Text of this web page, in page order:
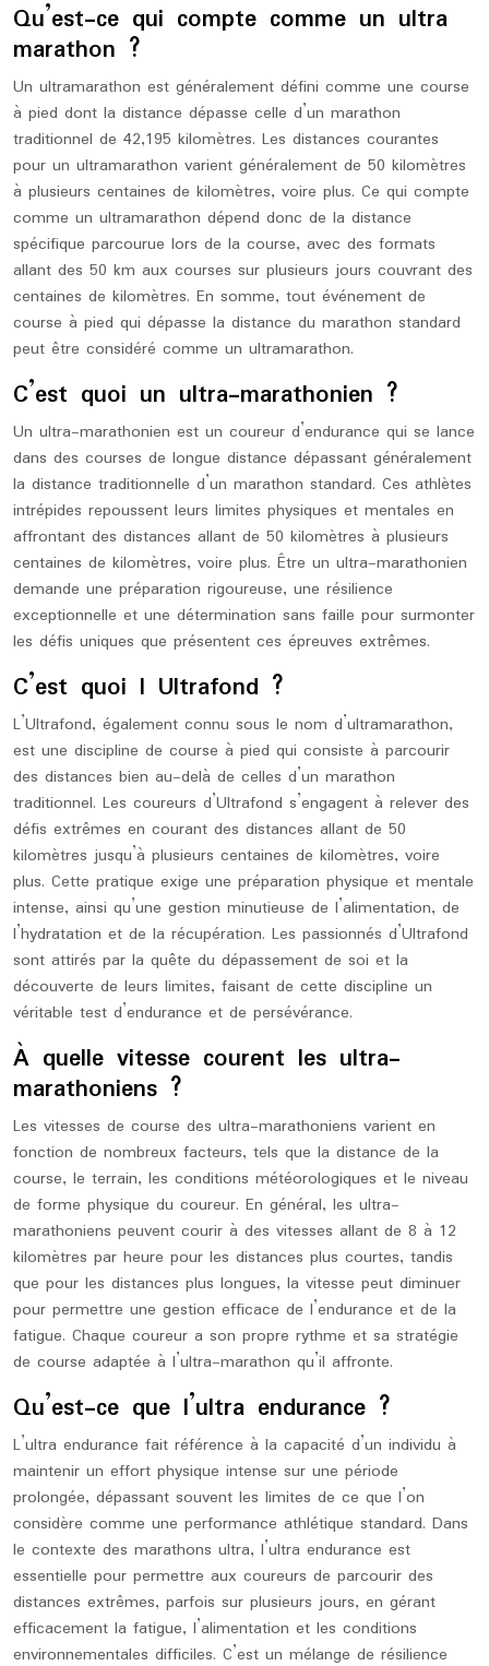
Qu’est-ce qui compte comme un ultra
marathon ?
Un ultramarathon est généralement défini comme une course
à pied dont la distance dépasse celle d’un marathon
traditionnel de 42,195 kilomètres. Les distances courantes
pour un ultramarathon varient généralement de 50 kilomètres
à plusieurs centaines de kilomètres, voire plus. Ce qui compte
comme un ultramarathon dépend donc de la distance
spécifique parcourue lors de la course, avec des formats
allant des 50 km aux courses sur plusieurs jours couvrant des
centaines de kilomètres. En somme, tout événement de
course à pied qui dépasse la distance du marathon standard
peut être considéré comme un ultramarathon.
C’est quoi un ultra-marathonien ?
Un ultra-marathonien est un coureur d’endurance qui se lance
dans des courses de longue distance dépassant généralement
la distance traditionnelle d’un marathon standard. Ces athlètes
intrépides repoussent leurs limites physiques et mentales en
affrontant des distances allant de 50 kilomètres à plusieurs
centaines de kilomètres, voire plus. Être un ultra-marathonien
demande une préparation rigoureuse, une résilience
exceptionnelle et une détermination sans faille pour surmonter
les défis uniques que présentent ces épreuves extrêmes.
C’est quoi l Ultrafond ?
L’Ultrafond, également connu sous le nom d’ultramarathon,
est une discipline de course à pied qui consiste à parcourir
des distances bien au-delà de celles d’un marathon
traditionnel. Les coureurs d’Ultrafond s’engagent à relever des
défis extrêmes en courant des distances allant de 50
kilomètres jusqu’à plusieurs centaines de kilomètres, voire
plus. Cette pratique exige une préparation physique et mentale
intense, ainsi qu’une gestion minutieuse de l’alimentation, de
l’hydratation et de la récupération. Les passionnés d’Ultrafond
sont attirés par la quête du dépassement de soi et la
découverte de leurs limites, faisant de cette discipline un
véritable test d’endurance et de persévérance.
À quelle vitesse courent les ultra-
marathoniens ?
Les vitesses de course des ultra-marathoniens varient en
fonction de nombreux facteurs, tels que la distance de la
course, le terrain, les conditions météorologiques et le niveau
de forme physique du coureur. En général, les ultra-
marathoniens peuvent courir à des vitesses allant de 8 à 12
kilomètres par heure pour les distances plus courtes, tandis
que pour les distances plus longues, la vitesse peut diminuer
pour permettre une gestion efficace de l’endurance et de la
fatigue. Chaque coureur a son propre rythme et sa stratégie
de course adaptée à l’ultra-marathon qu’il affronte.
Qu’est-ce que l’ultra endurance ?
L’ultra endurance fait référence à la capacité d’un individu à
maintenir un effort physique intense sur une période
prolongée, dépassant souvent les limites de ce que l’on
considère comme une performance athlétique standard. Dans
le contexte des marathons ultra, l’ultra endurance est
essentielle pour permettre aux coureurs de parcourir des
distances extrêmes, parfois sur plusieurs jours, en gérant
efficacement la fatigue, l’alimentation et les conditions
environnementales difficiles. C’est un mélange de résilience